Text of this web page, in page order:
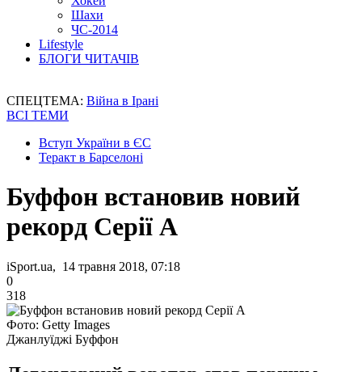
Шахи
ЧС-2014
Lifestyle
БЛОГИ ЧИТАЧІВ
СПЕЦТЕМА: Війна в Ірані
ВСІ ТЕМИ
Вступ України в ЄС
Теракт в Барселоні
Буффон встановив новий
рекорд Серії А
iSport.ua, 14 травня 2018, 07:18
0
318
Фото: Getty Images
Джанлуїджі Буффон